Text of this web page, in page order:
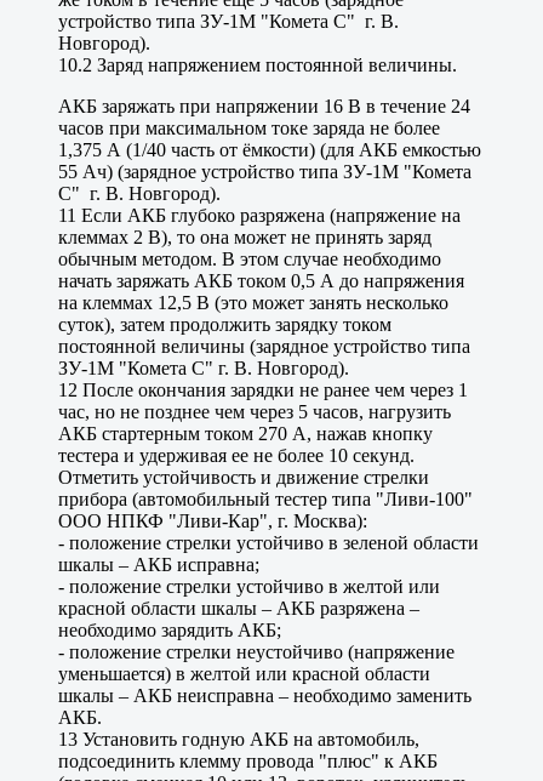
устройство типа ЗУ-1М "Комета С" г. В.
Новгород).
10.2 Заряд напряжением постоянной величины.
АКБ заряжать при напряжении 16 В в течение 24
часов при максимальном токе заряда не более
1,375 А (1/40 часть от ёмкости) (для АКБ емкостью
55 Ач) (зарядное устройство типа ЗУ-1М "Комета
С" г. В. Новгород).
11 Если АКБ глубоко разряжена (напряжение на
клеммах 2 В), то она может не принять заряд
обычным методом. В этом случае необходимо
начать заряжать АКБ током 0,5 А до напряжения
на клеммах 12,5 В (это может занять несколько
суток), затем продолжить зарядку током
постоянной величины (зарядное устройство типа
ЗУ-1М "Комета С" г. В. Новгород).
12 После окончания зарядки не ранее чем через 1
час, но не позднее чем через 5 часов, нагрузить
АКБ стартерным током 270 А, нажав кнопку
тестера и удерживая ее не более 10 секунд.
Отметить устойчивость и движение стрелки
прибора (автомобильный тестер типа "Ливи-100"
ООО НПКФ "Ливи-Кар", г. Москва):
- положение стрелки устойчиво в зеленой области
шкалы – АКБ исправна;
- положение стрелки устойчиво в желтой или
красной области шкалы – АКБ разряжена –
необходимо зарядить АКБ;
- положение стрелки неустойчиво (напряжение
уменьшается) в желтой или красной области
шкалы – АКБ неисправна – необходимо заменить
АКБ.
13 Установить годную АКБ на автомобиль,
подсоединить клемму провода "плюс" к АКБ